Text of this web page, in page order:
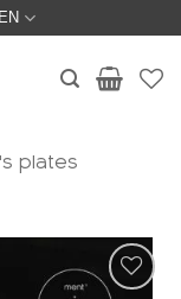
EN
plates